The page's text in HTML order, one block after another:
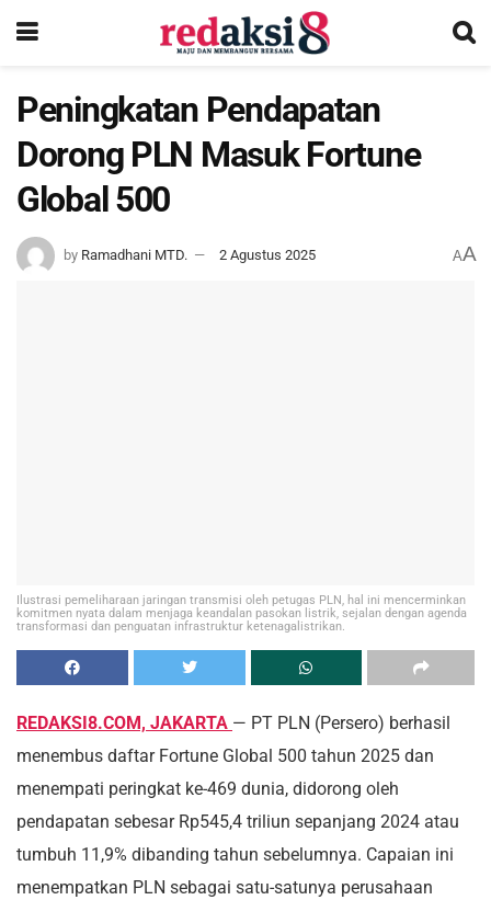
Peningkatan Pendapatan
Dorong PLN Masuk Fortune
Global 500
by Ramadhani MTD. 2 Agustus 2025 AA
Ilustrasi pemeliharaan jaringan transmisi oleh petugas PLN, hal ini mencerminkan
komitmen nyata dalam menjaga keandalan pasokan listrik, sejalan dengan agenda
transformasi dan penguatan infrastruktur ketenagalistrikan.
REDAKSI8.COM, JAKARTA — PT PLN (Persero) berhasil
menembus daftar Fortune Global 500 tahun 2025 dan
menempati peringkat ke-469 dunia, didorong oleh
pendapatan sebesar Rp545,4 triliun sepanjang 2024 atau
tumbuh 11,9% dibanding tahun sebelumnya. Capaian ini
menempatkan PLN sebagai satu-satunya perusahaan